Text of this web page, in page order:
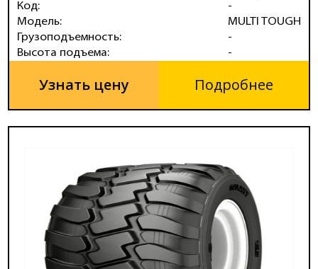
Код:
Модель:
Грузоподъемность:
Высота подъема:
-
MULTI TOUGH
-
-
Узнать цену Подробнее